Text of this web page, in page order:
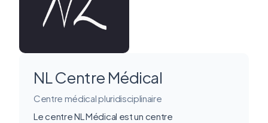
NL Centre Médical
Centre médical pluridisciplinaire
Le centre NL Médical est un centre